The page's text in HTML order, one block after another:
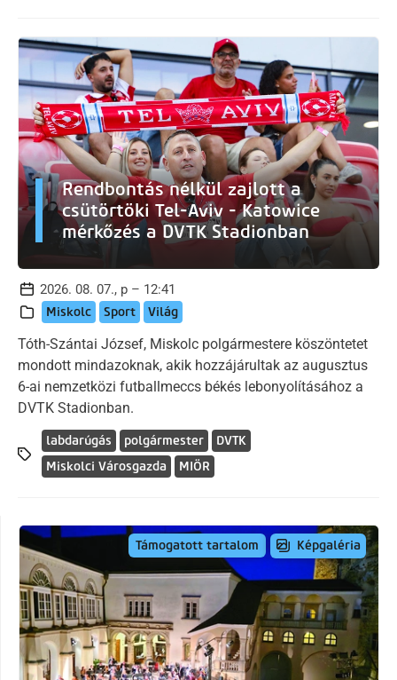
Rendbontás nélkül zajlott a
csütörtöki Tel-Aviv - Katowice
mérkőzés a DVTK Stadionban
2026. 08. 07., p – 12:41
Miskolc Sport Világ
Tóth-Szántai József, Miskolc polgármestere köszöntetet
mondott mindazoknak, akik hozzájárultak az augusztus
6-ai nemzetközi futballmeccs békés lebonyolításához a
DVTK Stadionban.
labdarúgás polgármester
DVTK
Miskolci Városgazda
MIÖR
Támogatott tartalom Képgaléria